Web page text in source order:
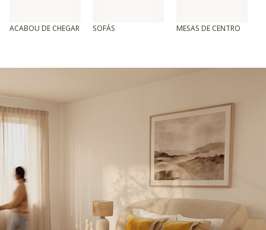
ACABOU DE CHEGAR SOFÁS MESAS DE CENTRO